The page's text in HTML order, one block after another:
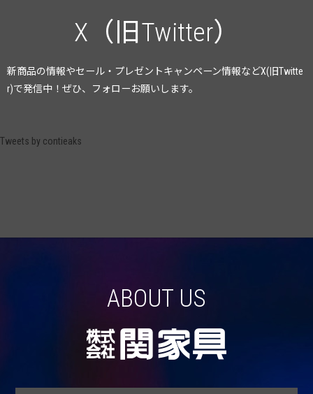
X（旧Twitter）
新商品の情報やセール・プレゼントキャンペーン情報などX(旧Twitte
r)で発信中！ぜひ、フォローお願いします。
Tweets by contieaks
ABOUT US